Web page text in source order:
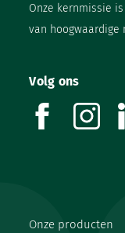
Onze kernmissie
van hoogwaardige
Onze producten
Volg ons